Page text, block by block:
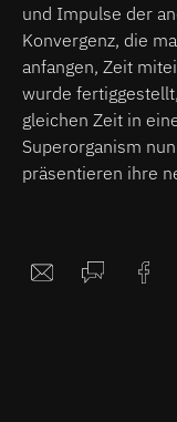
und Impulse der
Konvergenz, die
anfangen, Zeit
wurde
gleichen Zeit in
Superorganism
präsentieren ihre